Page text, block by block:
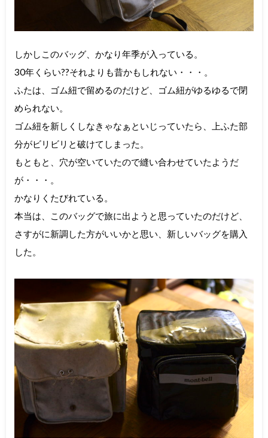
しかしこのバッグ、かなり年季が入っている。
30年くらい??それよりも昔かもしれない・・・。
ふたは、ゴム紐で留めるのだけど、ゴム紐がゆるゆるで閉
められない。
ゴム紐を新しくしなきゃなぁといじっていたら、上ふた部
分がビリビリと破けてしまった。
もともと、穴が空いていたので縫い合わせていたようだ
が・・・。
かなりくたびれている。
本当は、このバッグで旅に出ようと思っていたのだけど、
さすがに新調した方がいいかと思い、新しいバッグを購入
した。